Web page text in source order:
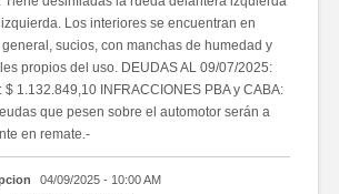
Los interiores se encuentran en
sucios, con manchas de humedad y
propios del uso. DEUDAS AL 09/07/2025:
$ 1.132.849,10 INFRACCIONES PBA y CABA:
que pesen sobre el automotor serán a
en remate.-
04/09/2025 - 10:00 AM